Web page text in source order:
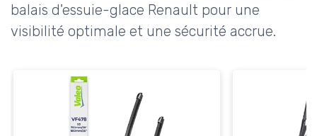
balais d'essuie-glace Renault pour une
visibilité optimale et une sécurité accrue.